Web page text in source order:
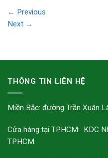
← Previous
Next →
THÔNG TIN LIÊN HỆ
Miền Bắc: đường Trần Xuân
Cửa hàng tại TPHCM: KDC
TPHCM